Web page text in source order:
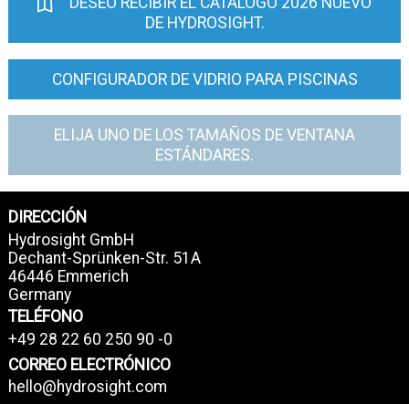
DE HYDROSIGHT.
CONFIGURADOR DE VIDRIO PARA PISCINAS
ELIJA UNO DE LOS TAMAÑOS DE VENTANA
ESTÁNDARES.
DIRECCIÓN
Hydrosight GmbH
Dechant-Sprünken-Str. 51A
46446 Emmerich
Germany
TELÉFONO
+49 28 22 60 250 90 -0
CORREO ELECTRÓNICO
hello@hydrosight.com